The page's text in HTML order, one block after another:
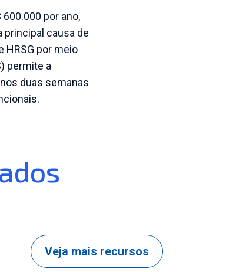
por ano,
principal causa de
HRSG por meio
permite a
duas semanas
Veja mais recursos